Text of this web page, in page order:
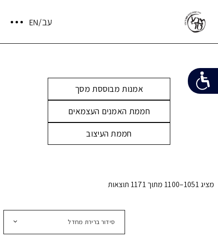
אמנות מבוססת מסך
חממת האמנים העצמאים
חממת העיצוב
מציג 1051–1100 מתוך 1171 תוצאות
סידור ברירת מחדל